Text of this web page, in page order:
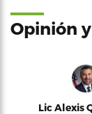
Opinión
Lic Alexis